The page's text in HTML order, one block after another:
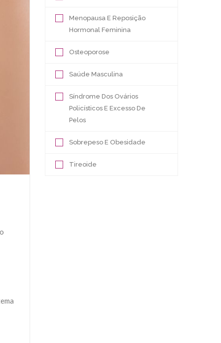
Menopausa E Reposição
Hormonal Feminina
Osteoporose
Saúde Masculina
Síndrome Dos Ovários
Policísticos E Excesso De
Pelos
Sobrepeso E Obesidade
Tireoide